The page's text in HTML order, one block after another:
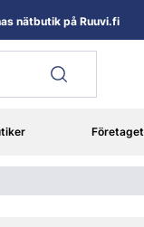
Företaget
nätbutik på Ruuvi.fi